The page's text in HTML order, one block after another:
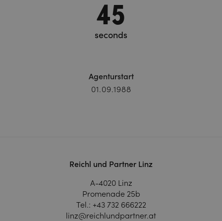
45
seconds
Agenturstart
01.09.1988
Reichl und Partner Linz
A-4020 Linz
Promenade 25b
Tel.: +43 732 666222
linz@reichlundpartner.at